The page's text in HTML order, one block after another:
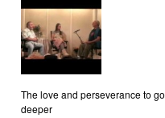
The love and perseverance to go
deeper